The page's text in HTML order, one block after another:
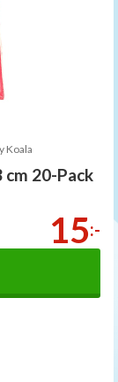
Koala
20-Pack
15:-